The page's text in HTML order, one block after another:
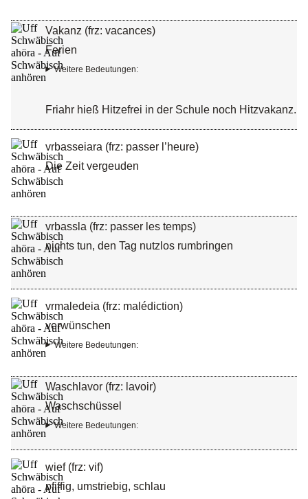
Vakanz (frz: vacances)
Ferien
Weitere Bedeutungen:
Friahr hieß Hitzefrei in der Schule noch Hitzvakanz.
vrbasseiara (frz: passer l’heure)
Die Zeit vergeuden
vrbassla (frz: passer les temps)
nichts tun, den Tag nutzlos rumbringen
vrmaledeia (frz: malédiction)
verwünschen
Weitere Bedeutungen:
Waschlavor (frz: lavoir)
Waschschüssel
Weitere Bedeutungen:
wief (frz: vif)
pfiffig, umstriebig, schlau